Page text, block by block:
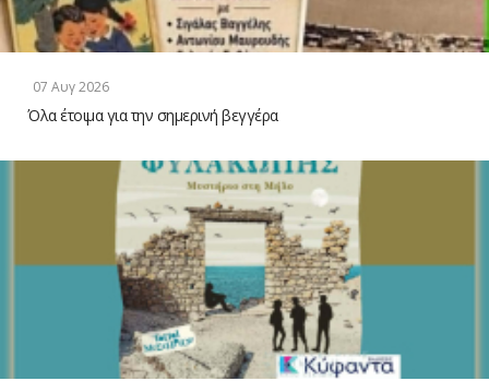
07 Αυγ 2026
Όλα έτοιμα για την σημερινή βεγγέρα